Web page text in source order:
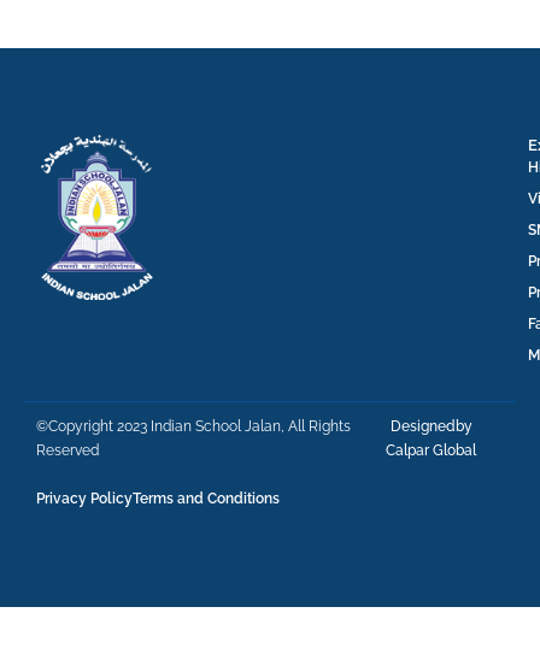
©Copyright 2023 Indian School Jalan, All Rights
Reserved
Designedby
Calpar Global
Privacy PolicyTerms and Conditions